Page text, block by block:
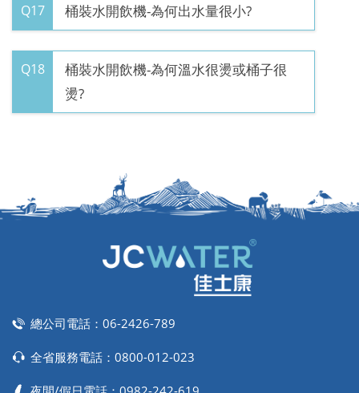
Q17 桶裝水開飲機-為何出水量很小?
Q18
桶裝水開飲機-為何溫水很燙或桶子很
燙?
總公司電話：06-2426-789
全省服務電話：0800-012-023